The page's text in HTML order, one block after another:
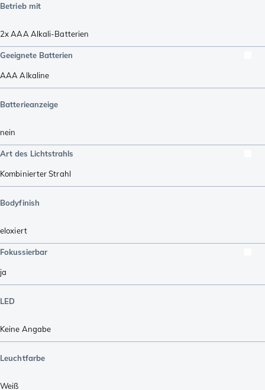
Betrieb mit
2x AAA Alkali-Batterien
Geeignete Batterien
AAA Alkaline
Batterieanzeige
nein
Art des Lichtstrahls
Kombinierter Strahl
Bodyfinish
eloxiert
Fokussierbar
ja
LED
Keine Angabe
Leuchtfarbe
Weiß